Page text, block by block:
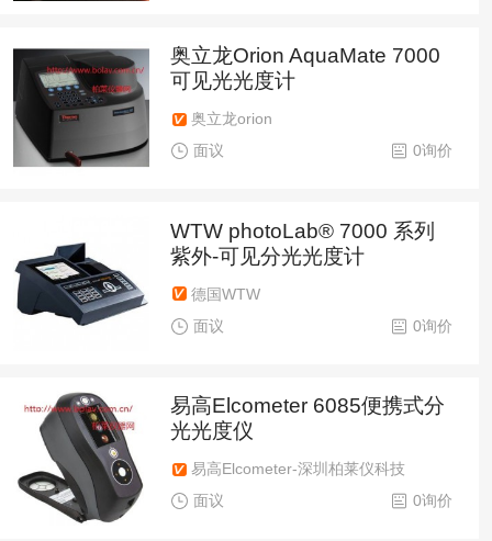
奥立龙Orion AquaMate 7000
可见光光度计
奥立龙orion
0询价
面议
WTW photoLab® 7000 系列
紫外-可见分光光度计
德国WTW
0询价
面议
易高Elcometer 6085便携式分
光光度仪
易高Elcometer-深圳柏莱仪科技
0询价
面议